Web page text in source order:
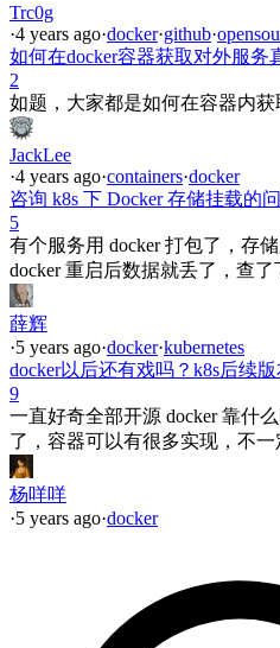
Trc0g
·4 years ago·docker·github·
如何在docker容器获取对外服务
2
如题，大家都是如何在容器内
JackLee
·4 years ago·containers·docker
咨询 k8s 下 Docker 存储挂载的
5
有个服务用 docker 打包了，存
docker 重启后数据就丢了，查
薛辉
·5 years ago·docker·kubernetes
docker以后还有戏吗？k8s后续
9
一直好奇全部开源 docker 靠什
了，容器可以有很多实现，不一
杨咩咩
·5 years ago·docker